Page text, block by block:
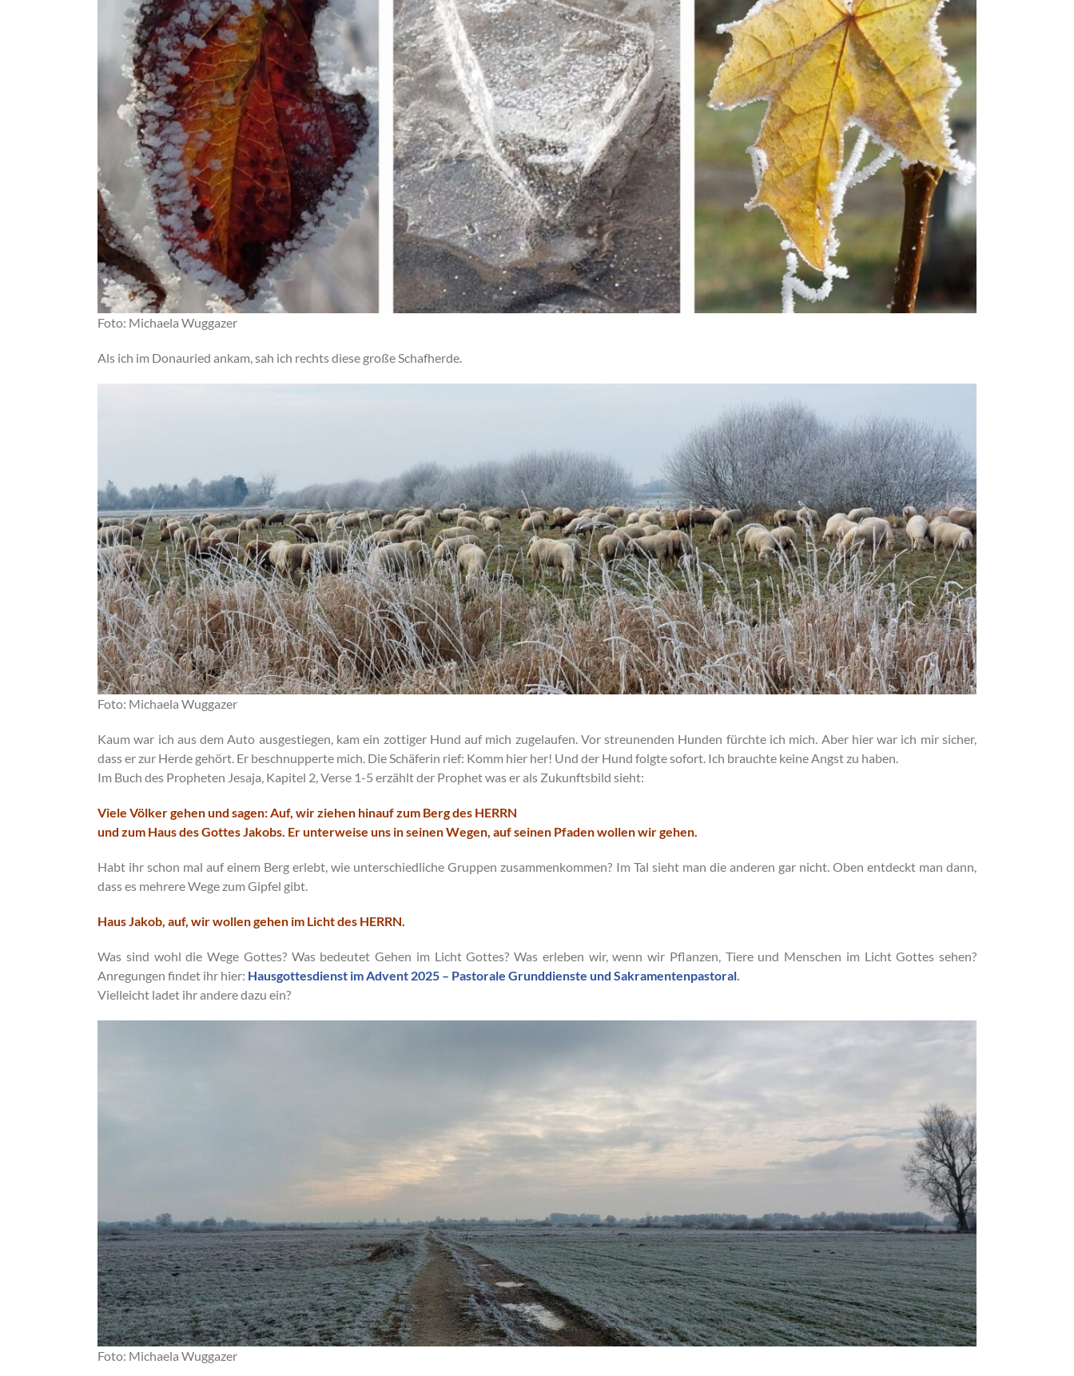
Foto: Michaela Wuggazer
Als ich im Donauried ankam, sah ich rechts diese große Schafherde.
Foto: Michaela Wuggazer
Kaum war ich aus dem Auto ausgestiegen, kam ein zottiger Hund auf mich zugelaufen. Vor streunenden Hunden fürchte ich mich. Aber hier war ich mir sicher,
dass er zur Herde gehört. Er beschnupperte mich. Die Schäferin rief: Komm hier her! Und der Hund folgte sofort. Ich brauchte keine Angst zu haben.
Im Buch des Propheten Jesaja, Kapitel 2, Verse 1-5 erzählt der Prophet was er als Zukunftsbild sieht:
Viele Völker gehen und sagen: Auf, wir ziehen hinauf zum Berg des HERRN
und zum Haus des Gottes Jakobs. Er unterweise uns in seinen Wegen, auf seinen Pfaden wollen wir gehen.
Habt ihr schon mal auf einem Berg erlebt, wie unterschiedliche Gruppen zusammenkommen? Im Tal sieht man die anderen gar nicht. Oben entdeckt man dann,
dass es mehrere Wege zum Gipfel gibt.
Haus Jakob, auf, wir wollen gehen im Licht des HERRN.
Was sind wohl die Wege Gottes? Was bedeutet Gehen im Licht Gottes? Was erleben wir, wenn wir Pflanzen, Tiere und Menschen im Licht Gottes sehen?
Anregungen findet ihr hier: Hausgottesdienst im Advent 2025 – Pastorale Grunddienste und Sakramentenpastoral.
Vielleicht ladet ihr andere dazu ein?
Foto: Michaela Wuggazer